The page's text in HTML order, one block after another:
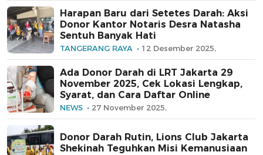
Harapan Baru dari Setetes Darah: Aksi
Donor Kantor Notaris Desra Natasha
Sentuh Banyak Hati
TANGERANG RAYA 12 Desember 2025,
Ada Donor Darah di LRT Jakarta 29
November 2025, Cek Lokasi Lengkap,
Syarat, dan Cara Daftar Online
NEWS 27 November 2025,
Donor Darah Rutin, Lions Club Jakarta
Shekinah Teguhkan Misi Kemanusiaan